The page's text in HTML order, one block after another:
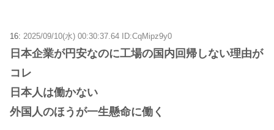
16: 2025/09/10(水) 00:30:37.64 ID:CqMipz9y0
日本企業が円安なのに工場の国内回帰しない理由が
コレ
日本人は働かない
外国人のほうが一生懸命に働く